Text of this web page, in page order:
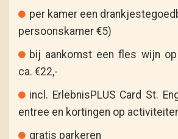
per kamer een
persoonskamer €5)
bij aankomst een fles wijn
ca. €22,-
incl. ErlebnisPLUS Card St.
entree en kortingen op
gratis parkeren